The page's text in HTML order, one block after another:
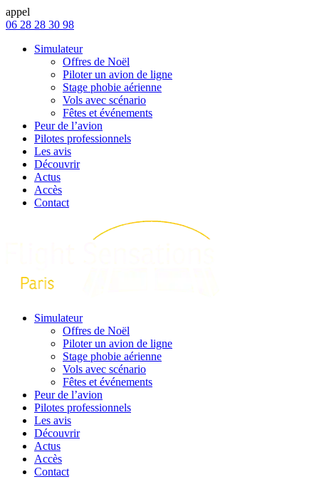
appel
06 28 28 30 98
Simulateur
Offres de Noël
Piloter un avion de ligne
Stage phobie aérienne
Vols avec scénario
Fêtes et événements
Peur de l’avion
Pilotes professionnels
Les avis
Découvrir
Actus
Accès
Contact
Simulateur
Offres de Noël
Piloter un avion de ligne
Stage phobie aérienne
Vols avec scénario
Fêtes et événements
Peur de l’avion
Pilotes professionnels
Les avis
Découvrir
Actus
Accès
Contact